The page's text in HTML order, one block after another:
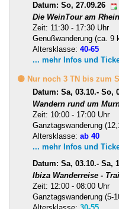
Datum: So, 27.09.26
Die WeinTour am
Zeit: 11:30 - 17:30 Uhr
Genußwanderung (ca. 9
Altersklasse: 40-65
... mehr Infos und
🟡 Nur noch 3 TN bis zum
Datum: Sa, 03.10.- So,
Wandern rund um
Zeit: 10:00 - 17:00 Uhr
Ganztagswanderung
Altersklasse: ab 40
... mehr Infos und
Datum: Sa, 03.10.- Sa,
Ibiza Wanderreise -
Zeit: 12:00 - 08:00 Uhr
Ganztagswanderung (5-